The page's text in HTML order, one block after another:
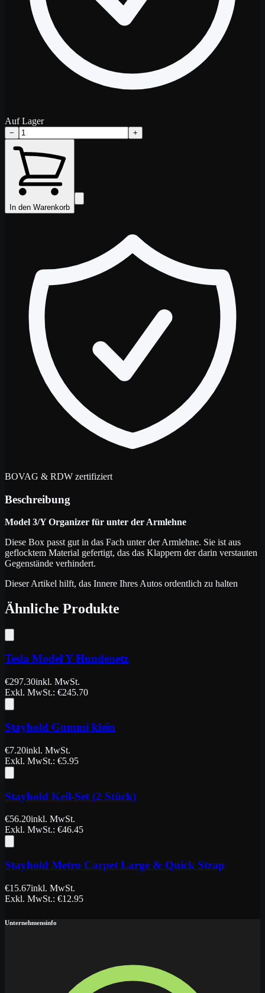
Auf Lager
− +
In den Warenkorb
BOVAG & RDW zertifiziert
Beschreibung
Model 3/Y Organizer für unter der Armlehne
Diese Box passt gut in das Fach unter der Armlehne. Sie ist aus
geflocktem Material gefertigt, das das Klappern der darin verstauten
Gegenstände verhindert.
Dieser Artikel hilft, das Innere Ihres Autos ordentlich zu halten
Ähnliche Produkte
Tesla Model Y Hundenetz
€297.30inkl. MwSt.
Exkl. MwSt.: €245.70
Stayhold Gummi klein
€7.20inkl. MwSt.
Exkl. MwSt.: €5.95
Stayhold Keil-Set (2 Stück)
€56.20inkl. MwSt.
Exkl. MwSt.: €46.45
Stayhold Metro Carpet Large & Quick Strap
€15.67inkl. MwSt.
Exkl. MwSt.: €12.95
Unternehmensinfo